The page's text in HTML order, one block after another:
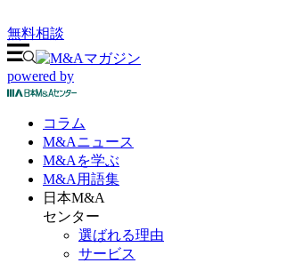
無料相談
powered by
コラム
M&Aニュース
M&Aを学ぶ
M&A 用語集
日本M&A
センター
選ばれる理由
サービス